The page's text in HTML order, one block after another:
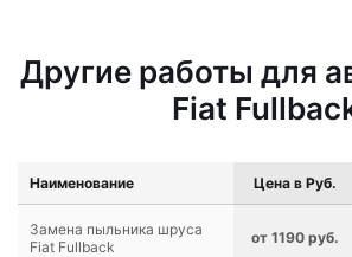
Другие работы для
Fiat
Наименование Цена в Руб.
Замена пыльника шруса
Fiat Fullback
от 1190 руб.